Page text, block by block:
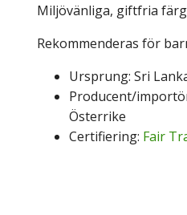
Miljövänliga, giftfria
Rekommenderas för
Ursprung: Sri
Producent/
Österrike
Certifiering: Fair